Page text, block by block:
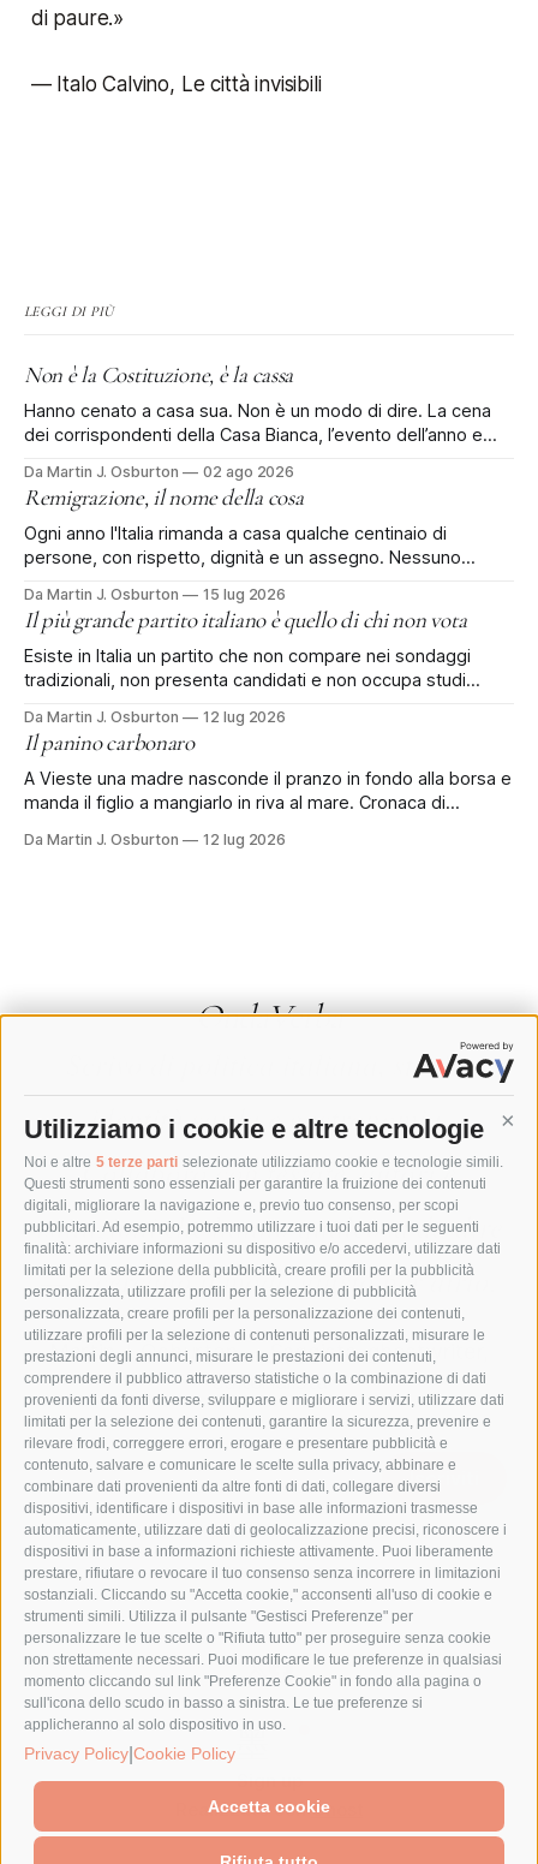
Utilizziamo i cookie e altre tecnologie
Noi e altre 5 terze parti selezionate utilizziamo cookie e tecnologie simili.
Questi strumenti sono essenziali per garantire la fruizione dei contenuti
digitali, migliorare la navigazione e, previo tuo consenso, per scopi
pubblicitari. Ad esempio, potremmo utilizzare i tuoi dati per le seguenti
finalità: archiviare informazioni su dispositivo e/o accedervi, utilizzare dati
limitati per la selezione della pubblicità, creare profili per la pubblicità
personalizzata, utilizzare profili per la selezione di pubblicità
personalizzata, creare profili per la personalizzazione dei contenuti,
utilizzare profili per la selezione di contenuti personalizzati, misurare le
prestazioni degli annunci, misurare le prestazioni dei contenuti,
comprendere il pubblico attraverso statistiche o la combinazione di dati
provenienti da fonti diverse, sviluppare e migliorare i servizi, utilizzare dati
limitati per la selezione dei contenuti, garantire la sicurezza, prevenire e
rilevare frodi, correggere errori, erogare e presentare pubblicità e
contenuto, salvare e comunicare le scelte sulla privacy, abbinare e
combinare dati provenienti da altre fonti di dati, collegare diversi
dispositivi, identificare i dispositivi in base alle informazioni trasmesse
automaticamente, utilizzare dati di geolocalizzazione precisi, riconoscere i
dispositivi in base a informazioni richieste attivamente. Puoi liberamente
prestare, rifiutare o revocare il tuo consenso senza incorrere in limitazioni
sostanziali. Cliccando su "Accetta cookie," acconsenti all'uso di cookie e
strumenti simili. Utilizza il pulsante "Gestisci Preferenze" per
personalizzare le tue scelte o "Rifiuta tutto" per proseguire senza cookie
non strettamente necessari. Puoi modificare le tue preferenze in qualsiasi
momento cliccando sul link "Preferenze Cookie" in fondo alla pagina o
sull'icona dello scudo in basso a sinistra. Le tue preferenze si
applicheranno al solo dispositivo in uso.
Privacy Policy Cookie Policy
Accetta cookie
di paure.»
— Italo Calvino, Le città invisibili
LEGGI DI PIÙ
Non è la Costituzione, è la cassa
Hanno cenato a casa sua. Non è un modo di dire. La cena
dei corrispondenti della Casa Bianca, l’evento dell’anno e
Waldorf Astoria di Washington: il vecchio Old Post Office, il
palazzo federale che
Da Martin J. Osburton 02 ago 2026
Remigrazione, il nome della cosa
Ogni anno l'Italia rimanda a casa qualche centinaio di
persone, con rispetto, dignità e un assegno. Nessuno
quattro, forse cinquecento persone che ogni anno lasciano
l'Italia con l'aiuto dello Stato italiano. Si chiama rimpatrio
Da Martin J. Osburton 15 lug 2026
Il più grande partito italiano è quello di chi non vota
Esiste in Italia un partito che non compare nei sondaggi
tradizionali, non presenta candidati e non occupa studi
partito del Paese: è quello di chi ha deciso di non votare più.
Secondo alcune stime sull'affluenza alle prossime elezioni
Da Martin J. Osburton 12 lug 2026
Il panino carbonaro
A Vieste una madre nasconde il pranzo in fondo alla borsa e
manda il figlio a mangiarlo in riva al mare. Cronaca di
borsa, sotto i teli e la crema solare, nascosto come si
Da Martin J. Osburton 12 lug 2026
OndaVerba
Scrivo di politica italiana, storia,
identità sarda e gastronomia.
Collaboro con testate, autori e
istituzioni che hanno qualcosa da dire
— e cercano il modo giusto per dirlo.
Martin J. Osburton — Saggista, ghostwriter,
editorialista
Iscriviti
Sign up
Realizzato conGhost